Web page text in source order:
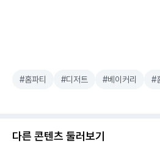
#홈파티 #디저트 #베이커리 #
다른 콘텐츠 둘러보기